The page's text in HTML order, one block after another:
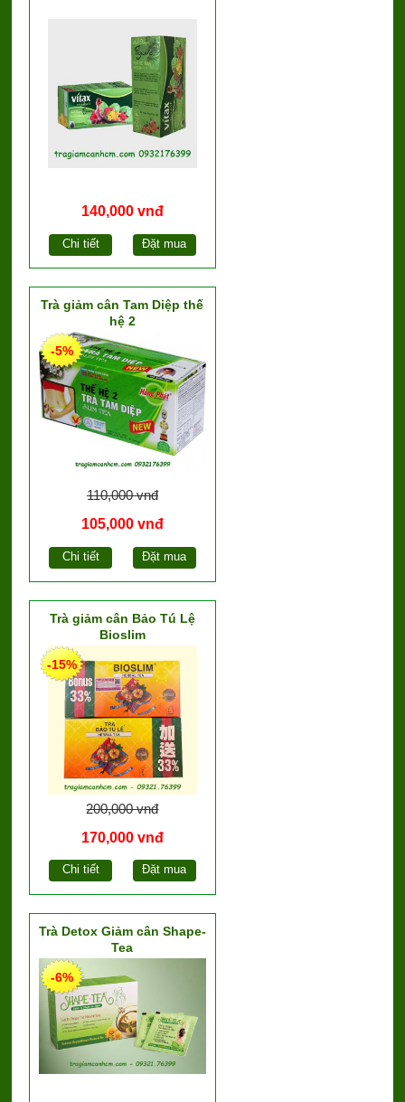
140,000 vnđ
Chi tiết Đặt mua
Trà giảm cân Tam Diệp thế
hệ 2
-5%
110,000 vnđ
105,000 vnđ
Chi tiết Đặt mua
Trà giảm cân Bảo Tú Lệ
Bioslim
-15%
200,000 vnđ
170,000 vnđ
Chi tiết Đặt mua
Trà Detox Giảm cân Shape-
Tea
-6%